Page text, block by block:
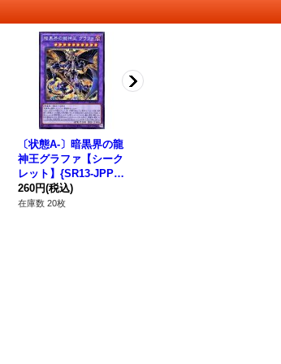
〔状態A-〕暗黒界の龍
神王グラファ【シーク
レット】{SR13-JPP0
1}《融合》
260円(税込)
在庫数 20枚